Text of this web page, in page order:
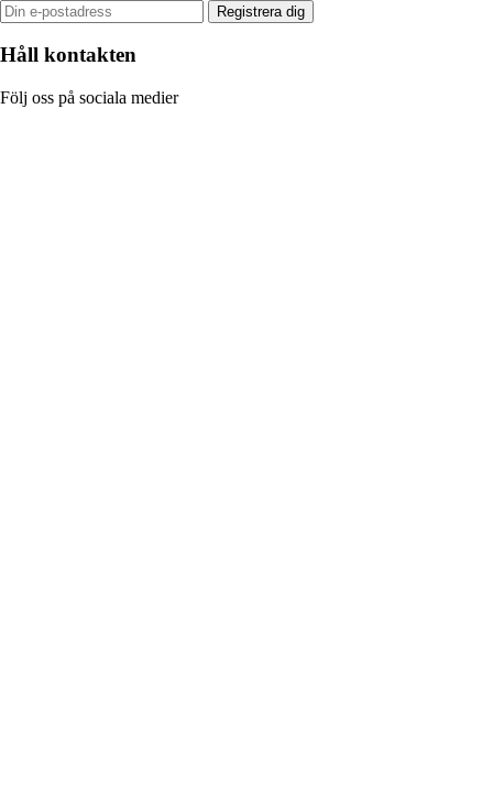
Registrera dig
Håll kontakten
Följ oss på sociala medier